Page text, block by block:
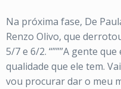
Na próxima fase, De
Renzo Olivo, que
5/7 e 6/2. “”””A gente
qualidade que ele tem.
vou procurar dar o meu